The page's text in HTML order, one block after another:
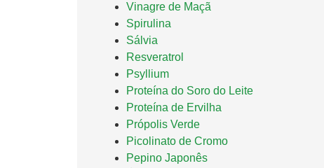
Vinagre de Maçã
Spirulina
Sálvia
Resveratrol
Psyllium
Proteína do Soro do Leite
Proteína de Ervilha
Própolis Verde
Picolinato de Cromo
Pepino Japonês